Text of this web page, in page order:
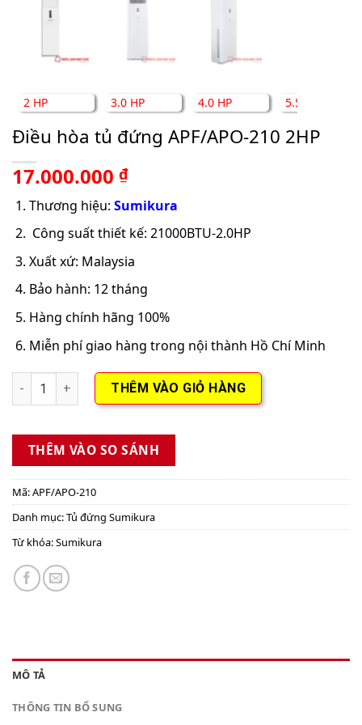
2 HP 3.0 HP 4.0 HP 5.5 HP
Điều hòa tủ đứng APF/APO-210 2HP
17.000.000 ₫
Thương hiệu: Sumikura
Công suất thiết kế: 21000BTU-2.0HP
Xuất xứ: Malaysia
Bảo hành: 12 tháng
Hàng chính hãng 100%
Miễn phí giao hàng trong nội thành Hồ Chí Minh
Điều hòa tủ đứng APF/APO-210 2HP số lượng
THÊM VÀO GIỎ HÀNG
THÊM VÀO SO SÁNH
Mã:APF/APO-210
Danh mục:Tủ đứng Sumikura
Từ khóa:Sumikura
MÔ TẢ
THÔNG TIN BỔ SUNG